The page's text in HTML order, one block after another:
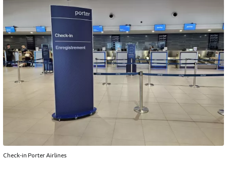
Check-in Porter Airlines